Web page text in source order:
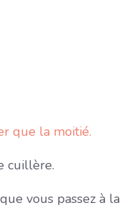
que la moitié.
cuillère.
vous passez à